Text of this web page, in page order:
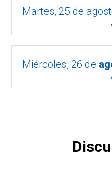
Martes, 25 de
Miércoles, 26 de